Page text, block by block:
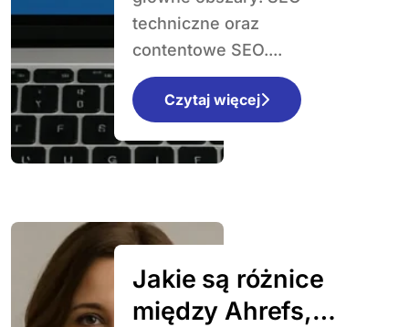
techniczne oraz
contentowe SEO....
Czytaj więcej
Jakie są różnice
między Ahrefs,